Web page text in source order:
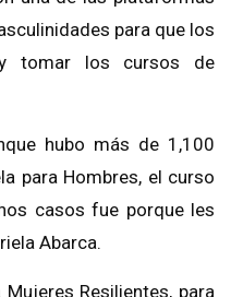
para que los
y tomar los cursos de
hubo más de 1,100
para Hombres, el curso
casos fue porque les
Abarca.
Resilientes, para